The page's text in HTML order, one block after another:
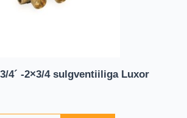
4´ -2×3/4 sulgventiiliga Luxor